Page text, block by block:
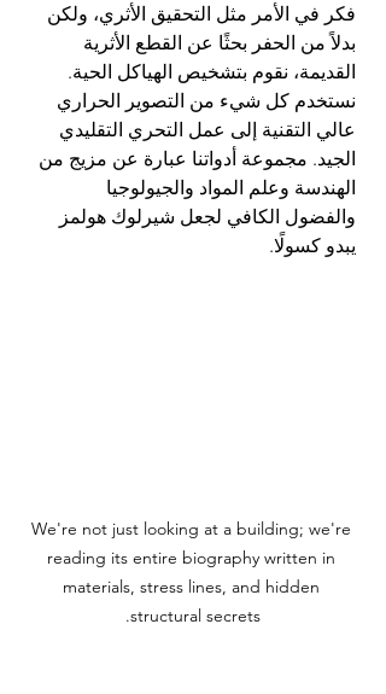
فكر في الأمر مثل التحقيق الأثري، ولكن
بدلاً من الحفر بحثًا عن القطع الأثرية
القديمة، نقوم بتشخيص الهياكل الحية.
نستخدم كل شيء من التصوير الحراري
عالي التقنية إلى عمل التحري التقليدي
الجيد. مجموعة أدواتنا عبارة عن مزيج من
الهندسة وعلم المواد والجيولوجيا
والفضول الكافي لجعل شيرلوك هولمز
يبدو كسولًا.
We're not just looking at a building; we're
reading its entire biography written in
materials, stress lines, and hidden
structural secrets.